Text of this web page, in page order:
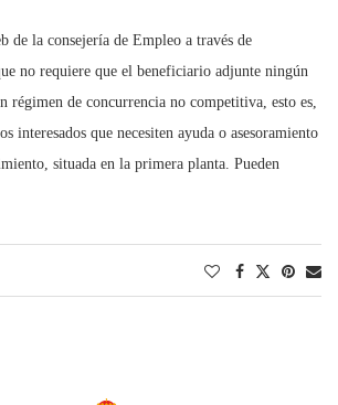
de la consejería de Empleo a través de
no requiere que el beneficiario adjunte ningún
régimen de concurrencia no competitiva, esto es,
interesados que necesiten ayuda o asesoramiento
situada en la primera planta. Pueden